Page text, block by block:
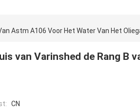
Astm A106 Voor Het Water Van Het
van Varinshed de Rang B
CN